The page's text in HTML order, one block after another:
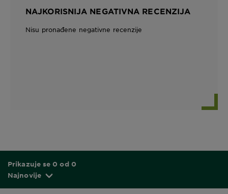
NAJKORISNIJA NEGATIVNA RECENZIJA
Nisu pronađene negativne recenzije
Prikazuje se 0 od 0
Najnovije